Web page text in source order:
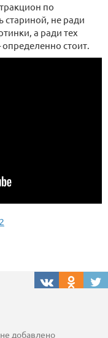
по
не ради
а ради тех
стоит.
добавлено